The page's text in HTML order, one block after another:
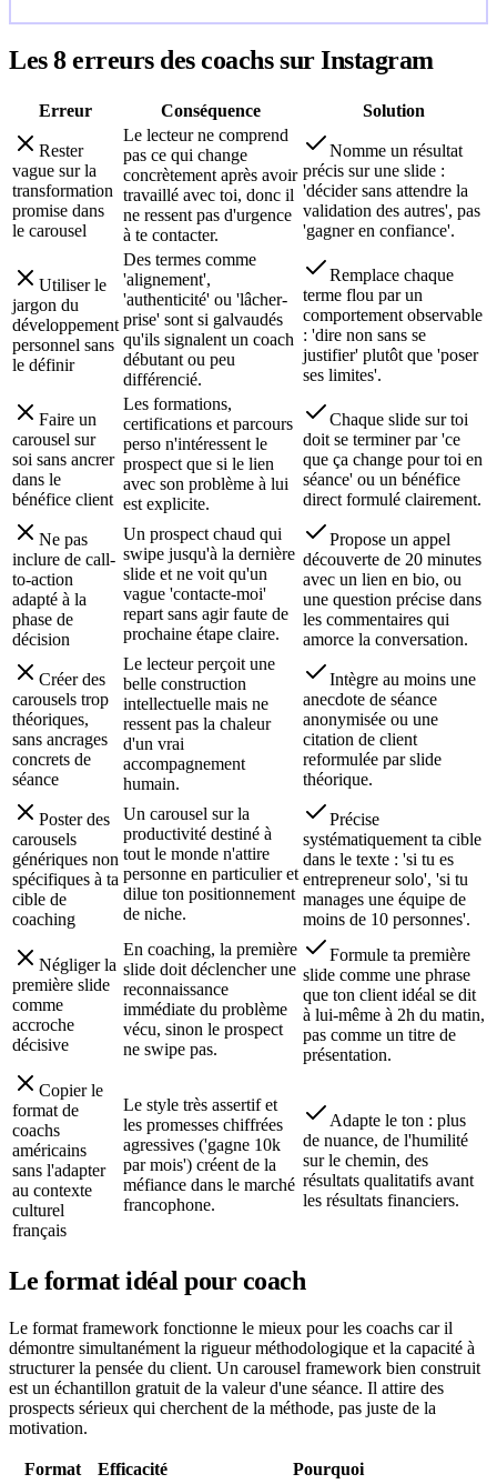
Les 8 erreurs descoachs sur Instagram
Erreur Conséquence Solution
Rester
vague sur la
transformation
promise dans
le carousel
Le lecteur ne comprend
pas ce qui change
concrètement après avoir
travaillé avec toi, donc il
ne ressent pas d'urgence
à te contacter.
Nomme un résultat
précis sur une slide :
'décider sans attendre la
validation des autres', pas
'gagner en confiance'.
Utiliser le
jargon du
développement
personnel sans
le définir
Des termes comme
'alignement',
'authenticité' ou 'lâcher-
prise' sont si galvaudés
qu'ils signalent un coach
débutant ou peu
différencié.
Remplace chaque
terme flou par un
comportement observable
: 'dire non sans se
justifier' plutôt que 'poser
ses limites'.
Faire un
carousel sur
soi sans ancrer
dans le
bénéfice client
Les formations,
certifications et parcours
perso n'intéressent le
prospect que si le lien
avec son problème à lui
est explicite.
Chaque slide sur toi
doit se terminer par 'ce
que ça change pour toi en
séance' ou un bénéfice
direct formulé clairement.
Ne pas
inclure de call-
to-action
adapté à la
phase de
décision
Un prospect chaud qui
swipe jusqu'à la dernière
slide et ne voit qu'un
vague 'contacte-moi'
repart sans agir faute de
prochaine étape claire.
Propose un appel
découverte de 20 minutes
avec un lien en bio, ou
une question précise dans
les commentaires qui
amorce la conversation.
Créer des
carousels trop
théoriques,
sans ancrages
concrets de
séance
Le lecteur perçoit une
belle construction
intellectuelle mais ne
ressent pas la chaleur
d'un vrai
accompagnement
humain.
Intègre au moins une
anecdote de séance
anonymisée ou une
citation de client
reformulée par slide
théorique.
Poster des
carousels
génériques non
spécifiques à ta
cible de
coaching
Un carousel sur la
productivité destiné à
tout le monde n'attire
personne en particulier et
dilue ton positionnement
de niche.
Précise
systématiquement ta cible
dans le texte : 'si tu es
entrepreneur solo', 'si tu
manages une équipe de
moins de 10 personnes'.
Négliger la
première slide
comme
accroche
décisive
En coaching, la première
slide doit déclencher une
reconnaissance
immédiate du problème
vécu, sinon le prospect
ne swipe pas.
Formule ta première
slide comme une phrase
que ton client idéal se dit
à lui-même à 2h du matin,
pas comme un titre de
présentation.
Copier le
format de
coachs
américains
sans l'adapter
au contexte
culturel
français
Le style très assertif et
les promesses chiffrées
agressives ('gagne 10k
par mois') créent de la
méfiance dans le marché
francophone.
Adapte le ton : plus
de nuance, de l'humilité
sur le chemin, des
résultats qualitatifs avant
les résultats financiers.
Le format idéal pourcoach
Le format framework fonctionne le mieux pour les coachs car il
démontre simultanément la rigueur méthodologique et la capacité à
structurer la pensée du client. Un carousel framework bien construit
est un échantillon gratuit de la valeur d'une séance. Il attire des
prospects sérieux qui cherchent de la méthode, pas juste de la
motivation.
Format Efficacité Pourquoi